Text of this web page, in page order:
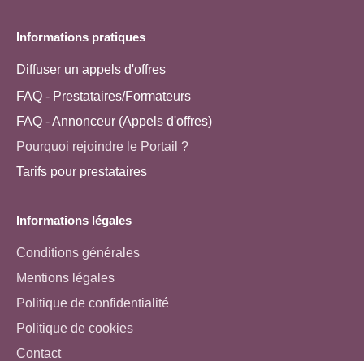
Informations pratiques
Diffuser un appels d'offres
FAQ - Prestataires/Formateurs
FAQ - Annonceur (Appels d'offres)
Pourquoi rejoindre le Portail ?
Tarifs pour prestataires
Informations légales
Conditions générales
Mentions légales
Politique de confidentialité
Politique de cookies
Contact